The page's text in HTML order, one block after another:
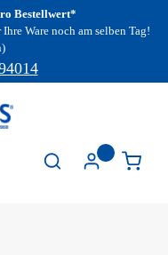
Bestellwert*
Ware noch am selben Tag!